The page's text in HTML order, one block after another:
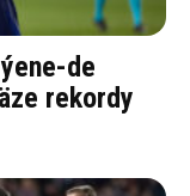
de
rekordy